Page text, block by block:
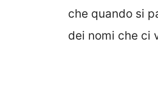
che quando si
dei nomi che ci